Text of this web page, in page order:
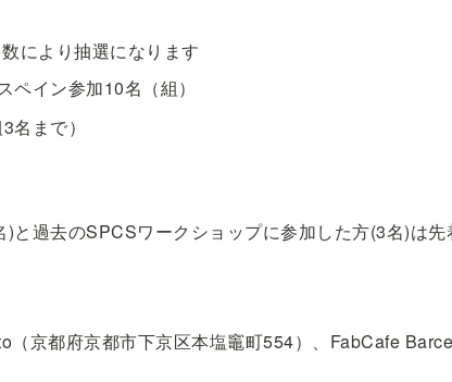
により抽選になります
ペイン参加10名（組）
名まで）
)と過去のSPCSワークショップに参加した方(3名)は
（京都府京都市下京区本塩竈町554）、FabCafe